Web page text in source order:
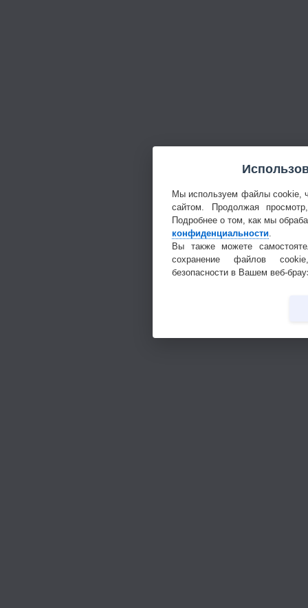
Мы используем файлы cookie,
сайтом. Продолжая
Подробнее о том, как мы
конфиденциальности
Вы также можете
сохранение файлов
безопасности в Вашем веб-